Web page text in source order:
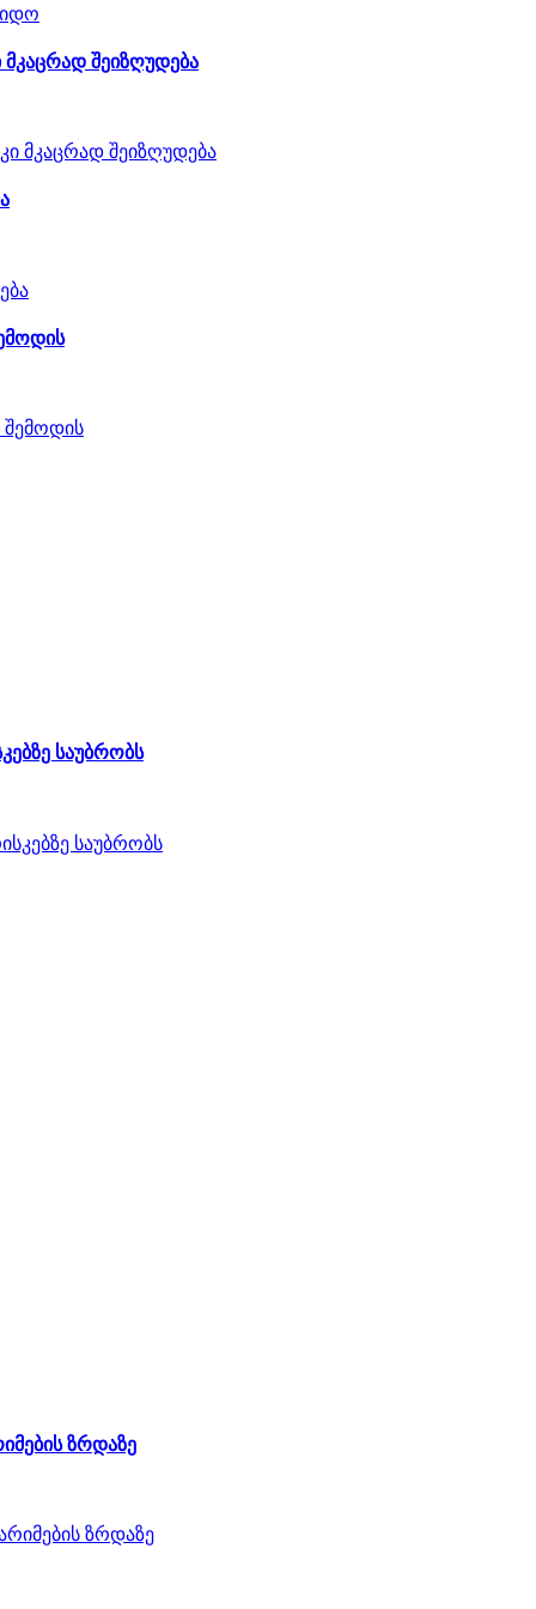
შეიზღუდება
საუბრობს
ზრდაზე